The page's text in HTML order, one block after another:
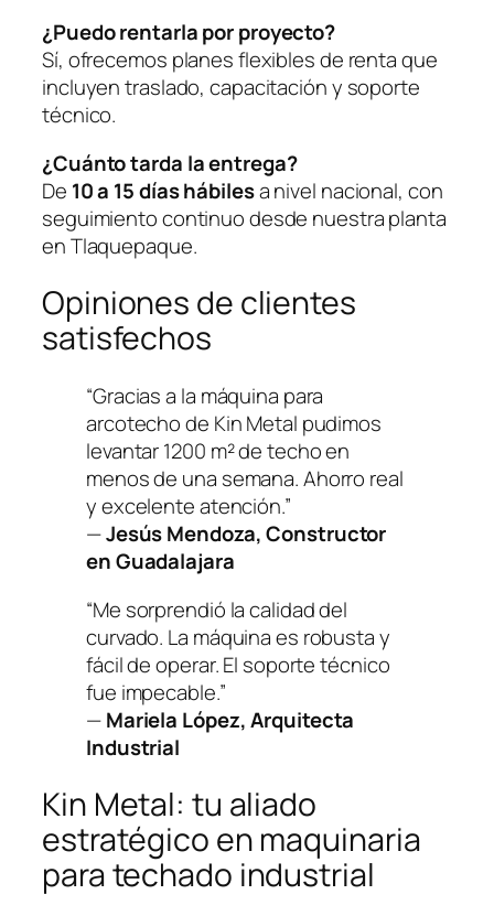
¿Puedo rentarla por proyecto?
Sí, ofrecemos planes flexibles de renta que
incluyen traslado, capacitación y soporte
técnico.
¿Cuánto tarda la entrega?
De 10 a 15 días hábilesa nivel nacional, con
seguimiento continuo desde nuestra planta
en Tlaquepaque.
Opiniones de clientes
satisfechos
“Gracias a la máquina para
arcotecho de Kin Metal pudimos
levantar 1200 m² de techo en
menos de una semana. Ahorro real
y excelente atención.”
—Jesús Mendoza, Constructor
en Guadalajara
“Me sorprendió la calidad del
curvado. La máquina es robusta y
fácil de operar. El soporte técnico
fue impecable.”
—Mariela López, Arquitecta
Industrial
Kin Metal: tu aliado
estratégico en maquinaria
para techado industrial